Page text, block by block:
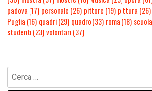
padova (17) personale (26) pittore (19) pittura (26)
Puglia (16) quadri(29) quadro (33) roma (18) scuola
studenti(23)volontari(37)